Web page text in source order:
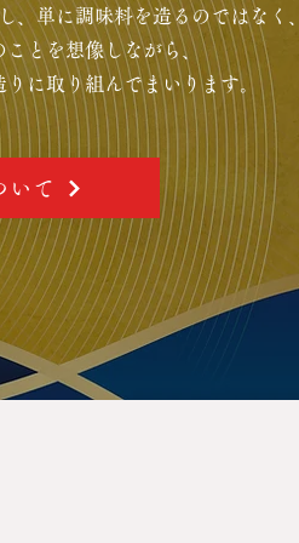
、単に調味料を造るのではなく、
ことを想像しながら、
に取り組んでまいります。​
いて